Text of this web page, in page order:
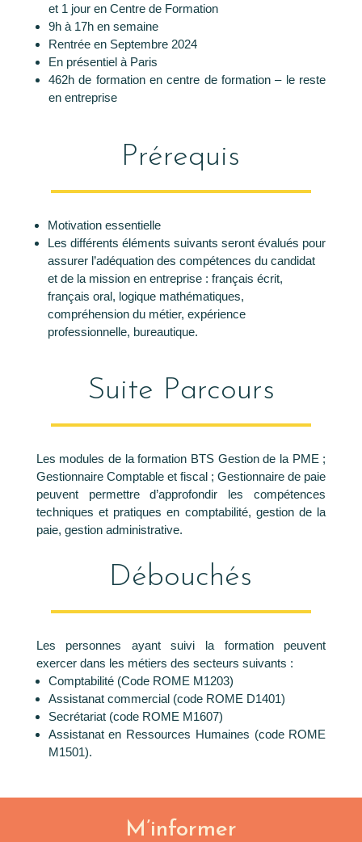
et 1 jour en Centre de Formation
9h à 17h en semaine
Rentrée en Septembre 2024
En présentiel à Paris
462h de formation en centre de formation – le reste
en entreprise
Prérequis
Motivation essentielle
Les différents éléments suivants seront évalués pour
assurer l’adéquation des compétences du candidat
et de la mission en entreprise : français écrit,
français oral, logique mathématiques,
compréhension du métier, expérience
professionnelle, bureautique.
Suite Parcours
Les modules de la formation BTS Gestion de la PME ;
Gestionnaire Comptable et fiscal ; Gestionnaire de paie
peuvent permettre d’approfondir les compétences
techniques et pratiques en comptabilité, gestion de la
paie, gestion administrative.
Débouchés
Les personnes ayant suivi la formation peuvent
exercer dans les métiers des secteurs suivants :
Comptabilité (Code ROME M1203)
Assistanat commercial (code ROME D1401)
Secrétariat (code ROME M1607)
Assistanat en Ressources Humaines (code ROME
M1501).
M’informer